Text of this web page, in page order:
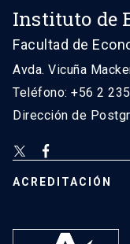
Instituto de
Facultad de
Avda. Vicuña
Teléfono: +56 2
Dirección de
ACREDITACIÓN